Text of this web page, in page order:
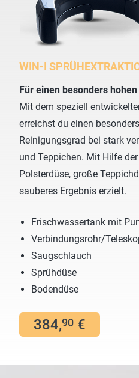
WIN-I
Für einen besonders
Mit dem speziell
erreichst du einen
Reinigungsgrad bei stark
und Teppichen. Mit Hilfe
Polsterdüse, große
sauberes Ergebnis erzielt.
Frischwassertank mit
Verbindungsrohr/
Saugschlauch
Sprühdüse
Bodendüse
384,90 €